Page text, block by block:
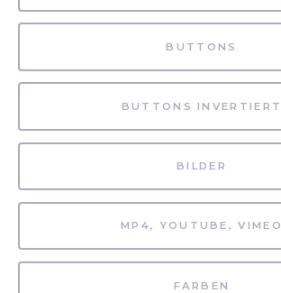
BUTTONS
BUTTONS INVERTIERT
BILDER
MP4, YOUTUBE, VIMEO
FARBEN